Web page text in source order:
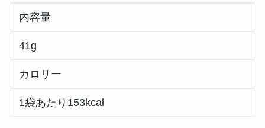
内容量
41g
カロリー
1袋あたり153kcal